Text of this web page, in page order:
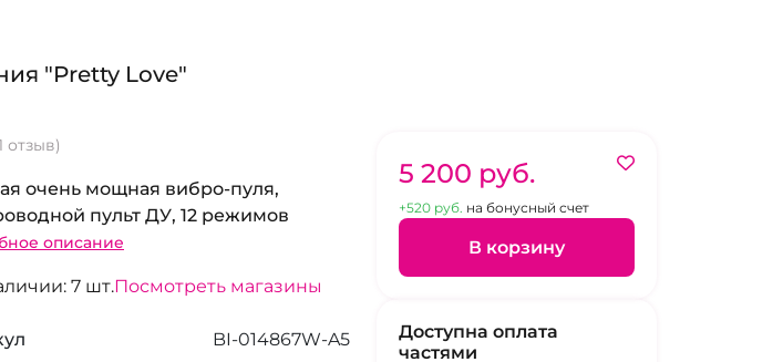
"Pretty Love"
отзыв)
очень мощная вибро-пуля,
пульт ДУ, 12 режимов
описание
7 шт.Посмотреть магазины
BI-014867W-A5
5 200 pуб.
+520 pуб. на бонусный счет
В корзину
Доступна оплата
частями